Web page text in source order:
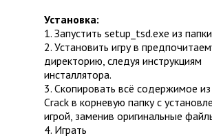
Установка:
1. Запустить setup_tsd.exe из
2. Установить игру в
директорию, следуя инструкциям
инсталлятора.
3. Скопировать всё содержимое из
Crack в корневую папку с
игрой, заменив оригинальные
4. Играть